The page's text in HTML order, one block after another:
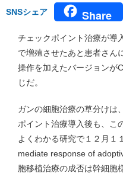
SNSシェア Share
チェックポイント治療が導
で増殖させたあと患者さん
操作を加えたバージョンが
じだ。
ガンの細胞治療の草分けは
ポイント治療導入後も、こ
よくわかる研究で１２月１
mediate response of
胞移植治療の成否は幹細胞